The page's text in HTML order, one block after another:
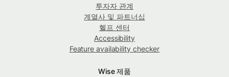
투자자 관계
계열사 및 파트너십
헬프 센터
Accessibility
Feature availability checker
Wise 제품